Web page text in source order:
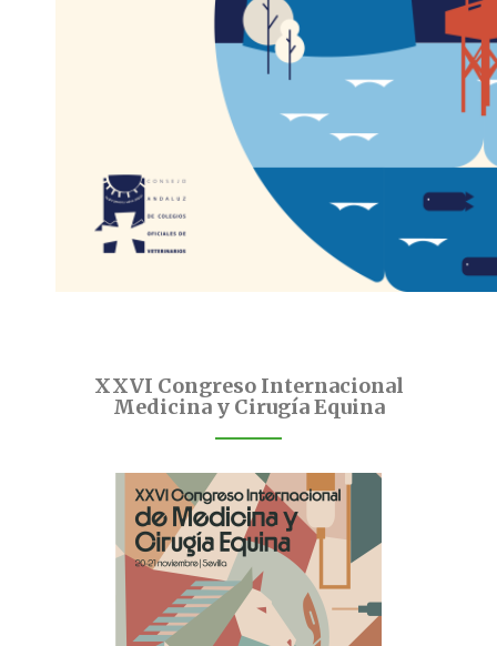
XXVI Congreso Internacional
Medicina y Cirugía Equina